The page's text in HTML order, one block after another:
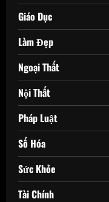
Giáo Dục
Làm Đẹp
Ngoại Thất
Nội Thất
Pháp Luật
Số Hóa
Sức Khỏe
Tài Chính